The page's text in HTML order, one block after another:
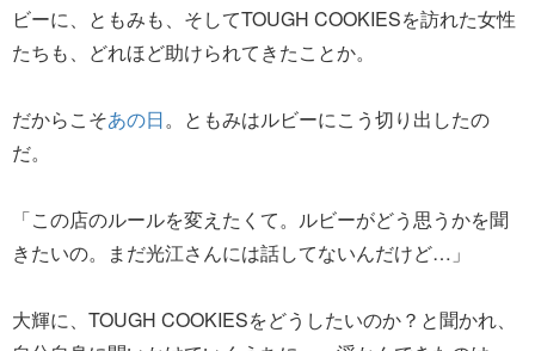
ビーに、ともみも、そしてTOUGH COOKIESを訪れた女性
たちも、どれほど助けられてきたことか。
だからこそあの日。ともみはルビーにこう切り出したの
だ。
「この店のルールを変えたくて。ルビーがどう思うかを聞
きたいの。まだ光江さんには話してないんだけど…」
大輝に、TOUGH COOKIESをどうしたいのか？と聞かれ、